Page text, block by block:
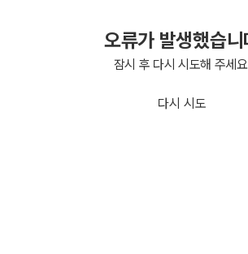
오류가 발생했습니
잠시 후 다시 시도해 주세
다시 시도